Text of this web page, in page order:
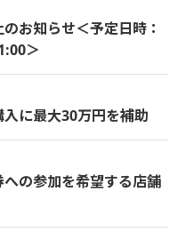
お知らせ＜予定日時：
＞
に最大30万円を補助
の参加を希望する店舗